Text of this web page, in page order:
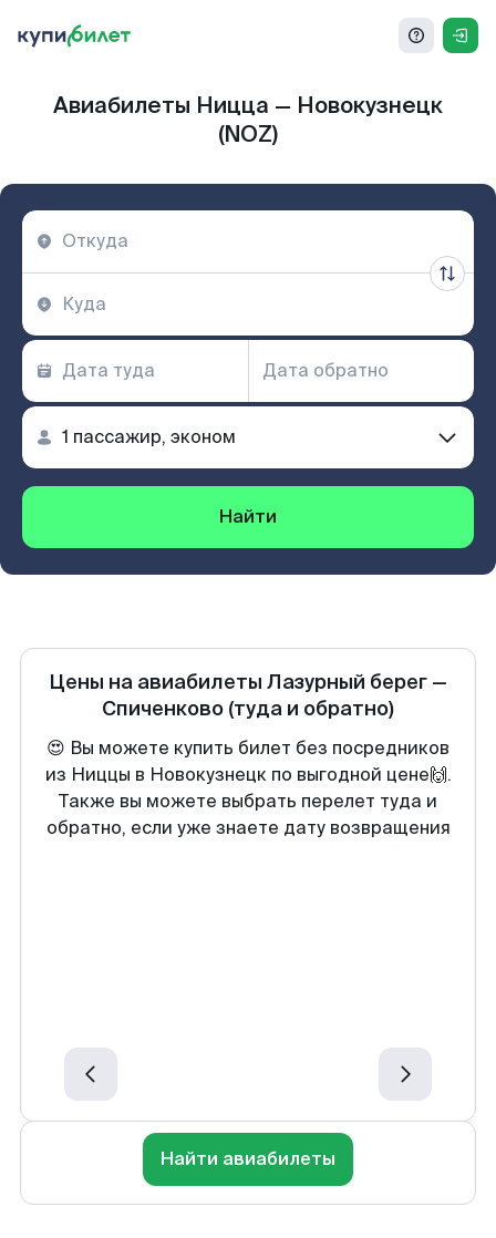
Авиабилеты Ницца — Новокузнецк
(NOZ)
Найти
Цены на авиабилеты Лазурный берег —
Спиченково (туда и обратно)
😍 Вы можете купить билет без посредников
из Ниццы в Новокузнецк по выгодной цене🙌.
Также вы можете выбрать перелет туда и
обратно, если уже знаете дату возвращения
Найти авиабилеты